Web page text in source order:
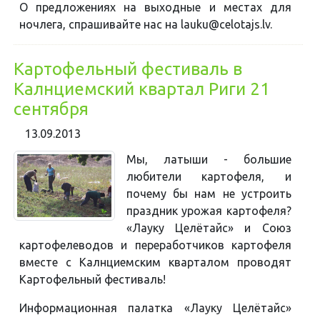
О предложениях на выходные и местах для
ночлега, спрашивайте нас на lauku@celotajs.lv.
Картофельный фестиваль в
Калнциемский квартал Риги 21
сентября
13.09.2013
Мы, латыши - большие
любители картофеля, и
почему бы нам не устроить
праздник урожая картофеля?
«Лауку Целётайс» и Союз
картофелеводов и переработчиков картофеля
вместе с Калнциемским кварталом проводят
Картофельный фестиваль!
Информационная палатка «Лауку Целётайс»